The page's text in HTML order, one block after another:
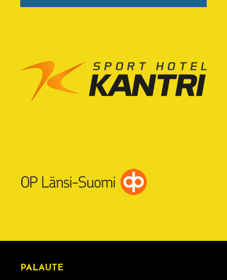
PALAUTE